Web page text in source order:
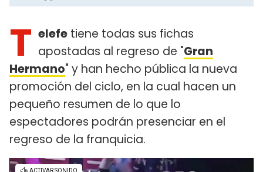
T elefe tiene todas sus fichas
apostadas al regreso de "Gran
Hermano" y han hecho pública la nueva
promoción del ciclo, en la cual hacen un
pequeño resumen de lo que lo
espectadores podrán presenciar en el
regreso de la franquicia.